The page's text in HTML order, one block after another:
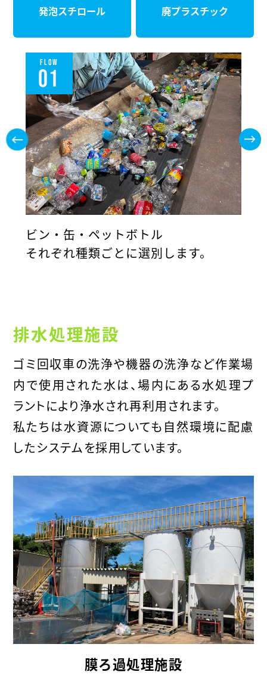
発泡スチロール 廃プラスチック
FLOW
01
ビン・缶・ペットボトル
それぞれ種類ごとに選別します。
排水処理施設
ゴミ回収車の洗浄や機器の洗浄など作業場
内で使用された水は、場内にある水処理プ
ラントにより浄水され再利用されます。
私たちは水資源についても自然環境に配慮
したシステムを採用しています。
膜ろ過処理施設